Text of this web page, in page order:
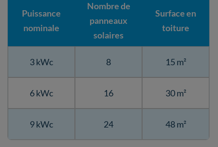
Puissance
nominale
Nombre de
panneaux
solaires
Surface en
toiture
3 kWc 8 15 m²
6 kWc 16 30 m²
9 kWc 24 48 m²